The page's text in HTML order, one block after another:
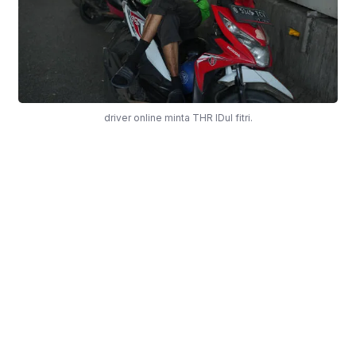
driver online minta THR IDul fitri.